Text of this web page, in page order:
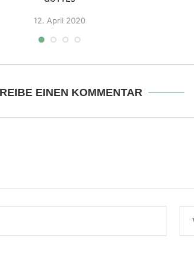
12. April 2020
EINEN KOMMENTAR